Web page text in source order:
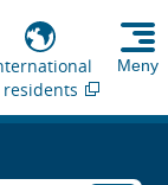
residents
Meny